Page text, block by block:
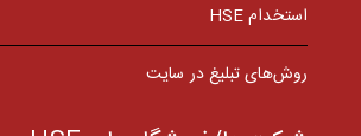
استخدام HSE
روش‌های تبلیغ در سایت